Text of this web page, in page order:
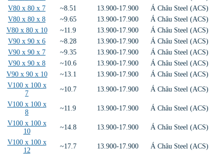
V80 x 80 x 7
~8.51 13.900-17.900
Á Châu Steel (ACS)
V80 x 80 x 8
~9.65 13.900-17.900
Á Châu Steel (ACS)
V80 x 80 x 10
~11.9 13.900-17.900
Á Châu Steel (ACS)
V90 x 90 x 6
~8.28 13.900-17.900
Á Châu Steel (ACS)
V90 x 90 x 7
~9.35 13.900-17.900
Á Châu Steel (ACS)
V90 x 90 x 8
~10.6 13.900-17.900
Á Châu Steel (ACS)
V90 x 90 x 10
~13.1 13.900-17.900
Á Châu Steel (ACS)
V100 x 100 x
7
~10.7 13.900-17.900
Á Châu Steel (ACS)
V100 x 100 x
8
~11.9 13.900-17.900
Á Châu Steel (ACS)
V100 x 100 x
10
~14.8 13.900-17.900
Á Châu Steel (ACS)
V100 x 100 x
12
~17.7 13.900-17.900 Á Châu Steel (ACS)